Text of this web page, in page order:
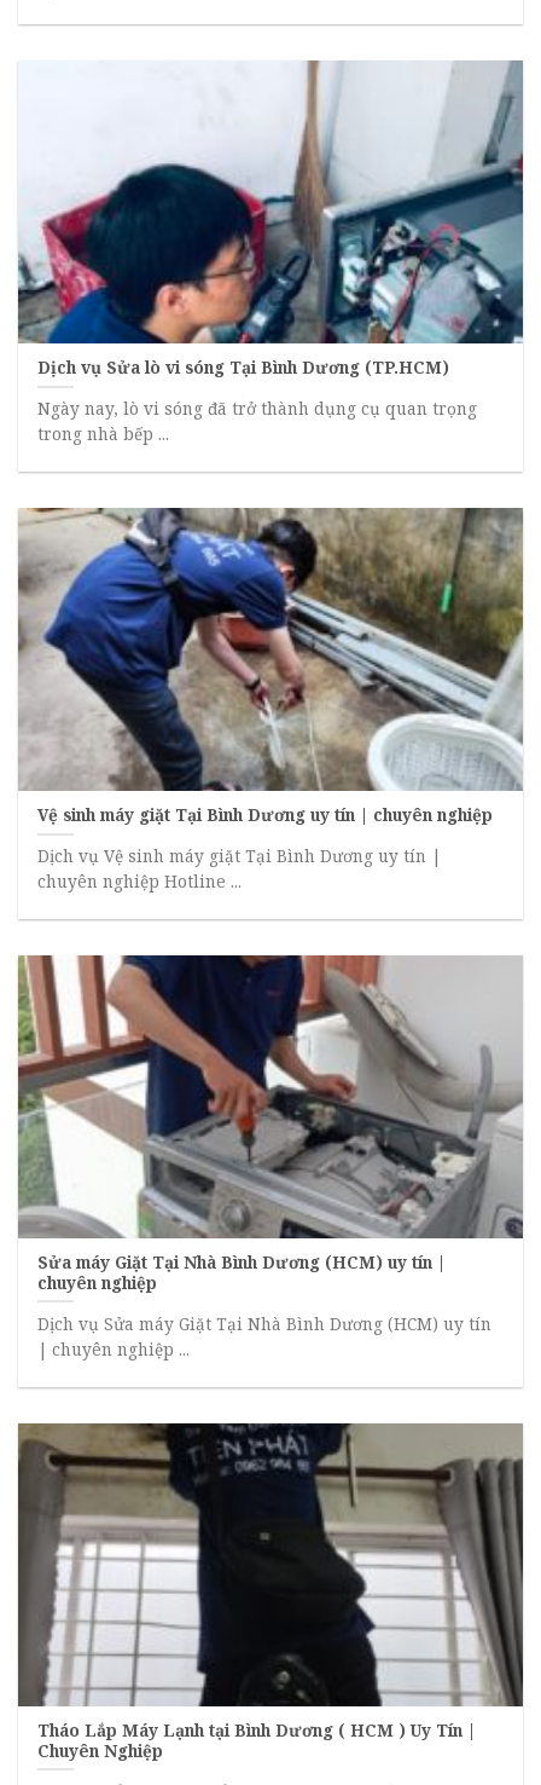
Dịch vụ Sửa lò vi sóng Tại Bình Dương (TP.HCM)
Ngày nay, lò vi sóng đã trở thành dụng cụ quan trọng
trong nhà bếp ...
Vệ sinh máy giặt Tại Bình Dương uy tín | chuyên nghiệp
Dịch vụ Vệ sinh máy giặt Tại Bình Dương uy tín |
chuyên nghiệp Hotline ...
Sửa máy Giặt Tại Nhà Bình Dương (HCM) uy tín |
chuyên nghiệp
Dịch vụ Sửa máy Giặt Tại Nhà Bình Dương (HCM) uy tín
| chuyên nghiệp ...
Tháo Lắp Máy Lạnh tại Bình Dương ( HCM ) Uy Tín |
Chuyên Nghiệp